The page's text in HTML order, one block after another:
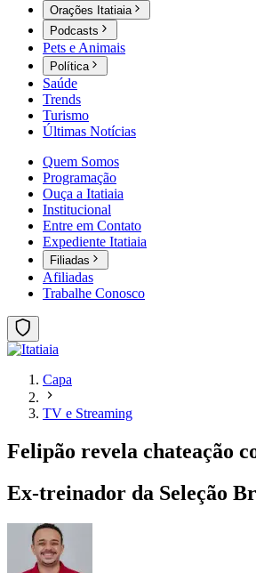
Orações Itatiaia
Podcasts
Pets e Animais
Política
Saúde
Trends
Turismo
Últimas Notícias
Quem Somos
Programação
Ouça a Itatiaia
Institucional
Entre em Contato
Expediente Itatiaia
Filiadas
Afiliadas
Trabalhe Conosco
Capa
TV e Streaming
Felipão revela chateação
Ex-treinador da Seleção